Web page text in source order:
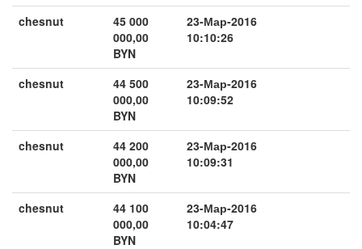
chesnut
45 000
000,00
BYN
23-Мар-2016
10:10:26
chesnut
44 500
000,00
BYN
23-Мар-2016
10:09:52
chesnut
44 200
000,00
BYN
23-Мар-2016
10:09:31
chesnut
44 100
000,00
BYN
23-Мар-2016
10:04:47